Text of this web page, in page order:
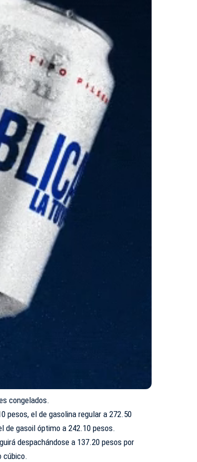
congelados.
pesos, el de gasolina regular a 272.50
de gasoil óptimo a 242.10 pesos.
despachándose a 137.20 pesos por
cúbico.